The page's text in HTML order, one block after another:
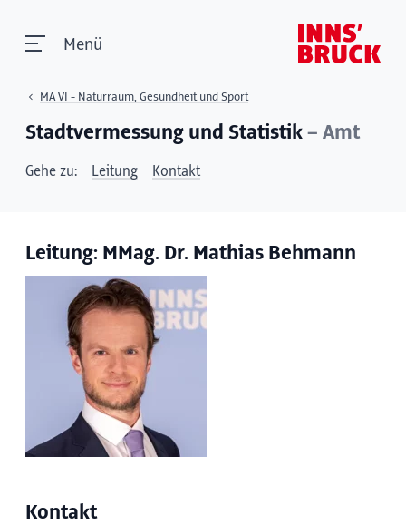
Menü
MA VI - Naturraum, Gesundheit und Sport
Stadtvermessung und Statistik – Amt
Gehe zu: Leitung Kontakt
Leitung: MMag. Dr. Mathias Behmann
Kontakt